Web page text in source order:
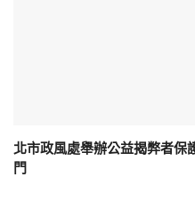
北市政風處舉辦公益揭弊者保
門